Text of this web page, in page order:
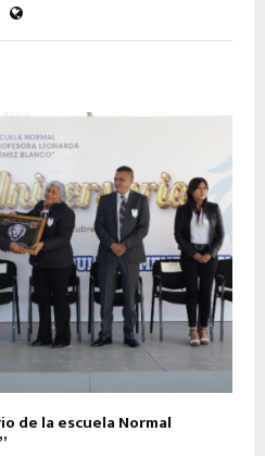
de la escuela Normal